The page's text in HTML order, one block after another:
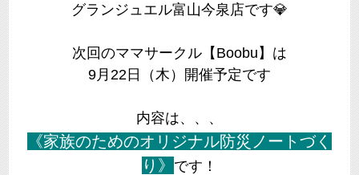
グランジュエル富山今泉店です💎
次回のママサークル【Boobu】は
9月22日（木）開催予定です
内容は、、、
《家族のためのオリジナル防災ノートづく
り》 です！